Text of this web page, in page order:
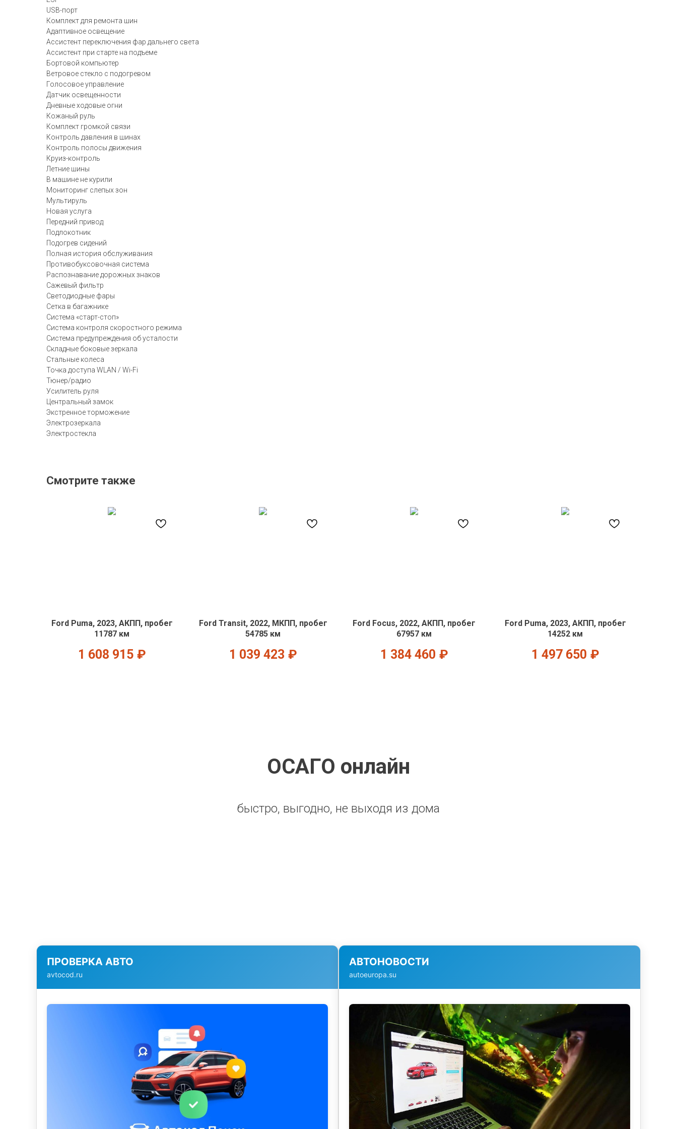
USB-порт
Комплект для ремонта шин
Адаптивное освещение
Ассистент переключения фар дальнего света
Ассистент при старте на подъеме
Бортовой компьютер
Ветровое стекло с подогревом
Голосовое управление
Датчик освещенности
Дневные ходовые огни
Кожаный руль
Комплект громкой связи
Контроль давления в шинах
Контроль полосы движения
Круиз-контроль
Летние шины
В машине не курили
Мониторинг слепых зон
Мультируль
Новая услуга
Передний привод
Подлокотник
Подогрев сидений
Полная история обслуживания
Противобуксовочная система
Распознавание дорожных знаков
Сажевый фильтр
Светодиодные фары
Сетка в багажнике
Система «старт-стоп»
Система контроля скоростного режима
Система предупреждения об усталости
Складные боковые зеркала
Стальные колеса
Точка доступа WLAN / Wi-Fi
Тюнер/радио
Усилитель руля
Центральный замок
Экстренное торможение
Электрозеркала
Электростекла
Смотрите также
Ford Puma, 2023, АКПП, пробег
11787 км
1 608 915 ₽
Ford Transit, 2022, МКПП, пробег
54785 км
1 039 423 ₽
Ford Focus, 2022, АКПП, пробег
67957 км
1 384 460 ₽
Ford Puma, 2023, АКПП, пробег
14252 км
1 497 650 ₽
ОСАГО онлайн
быстро, выгодно, не выходя из дома
ПРОВЕРКА АВТО
avtocod.ru
АВТОНОВОСТИ
autoeuropa.su